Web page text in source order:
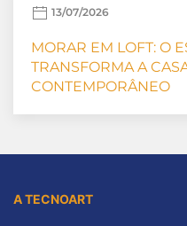
13/07/2026
MORAR EM LOFT: O
TRANSFORMA A
CONTEMPORÂNEO
A TECNOART